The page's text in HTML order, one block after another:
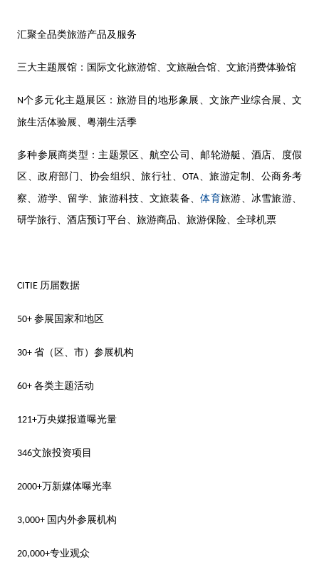
汇聚全品类旅游产品及服务
三大主题展馆：国际文化旅游馆、文旅融合馆、文旅消费体验馆
N个多元化主题展区：旅游目的地形象展、文旅产业综合展、文
旅生活体验展、粤潮生活季
多种参展商类型：主题景区、航空公司、邮轮游艇、酒店、度假
区、政府部门、协会组织、旅行社、 OTA、旅游定制、公商务考
察、游学、留学、旅游科技、文旅装备、体育旅游、冰雪旅游、
研学旅行、酒店预订平台、旅游商品、旅游保险、全球机票
CITIE 历届数据
50+ 参展国家和地区
30+ 省（区、市）参展机构
60+ 各类主题活动
121+万央媒报道曝光量
346文旅投资项目
2000+万新媒体曝光率
3,000+ 国内外参展机构
20,000+专业观众